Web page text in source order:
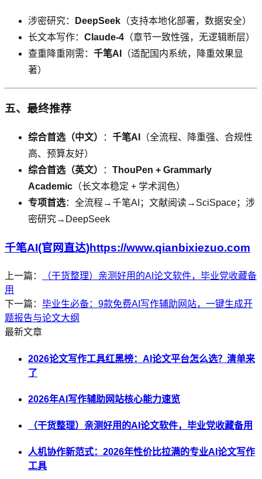
涉密研究： DeepSeek （支持本地化部署，数据安全）
长文本写作： Claude-4 （章节一致性强，无逻辑断层）
查重降重刚需： 千笔AI
（适配国内系统，降重效果显
著）
五、最终推荐
综合首选（中文） ： 千笔AI
（全流程、降重强、合规性
高、预算友好）
综合首选（英文）
： ThouPen + Grammarly
Academic （长文本稳定 + 学术润色）
专项首选：全流程→千笔AI；文献阅读→SciSpace；涉
密研究→DeepSeek
千笔AI(官网直达)https://www.qianbixiezuo.com
上一篇：
（干货整理）亲测好用的AI论文软件，毕业党收藏备
用
下一篇： 毕业生必备：9款免费AI写作辅助网站，一键生成开
题报告与论文大纲
最新文章
2026论文写作工具红黑榜：AI论文平台怎么选？清单来
了
2026年AI写作辅助网站核心能力速览
（干货整理）亲测好用的AI论文软件，毕业党收藏备用
人机协作新范式：2026年性价比拉满的专业AI论文写作
工具